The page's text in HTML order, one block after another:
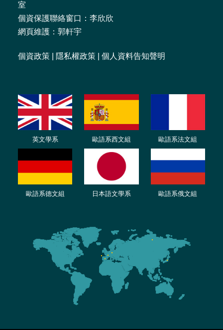
室
個資保護聯絡窗口：李欣欣
網頁維護：郭軒宇
個資政策 隱私權政策 個人資料告知聲明
英文學系 歐語系西文組 歐語系法文組
歐語系德文組 日本語文學系 歐語系俄文組